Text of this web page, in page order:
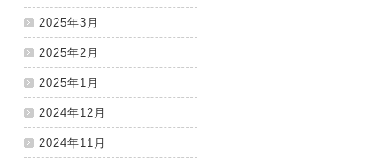
2025年3月
2025年2月
2025年1月
2024年12月
2024年11月